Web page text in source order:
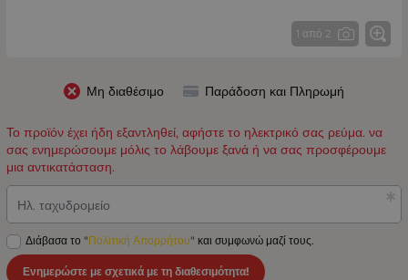
1 από 2
Μη διαθέσιμο Παράδοση και Πληρωμή
Το προϊόν έχει ήδη εξαντληθεί, αφήστε το ηλεκτρικό σας ρεύμα. να
σας ενημερώσουμε μόλις το λάβουμε ξανά ή να σας προσφέρουμε
μια αντικατάσταση.
Ηλ. ταχυδρομείο
Διάβασα το "Πολιτική Απορρήτου" και συμφωνώ μαζί τους.
Ενημερώστε με σχετικά με τη διαθεσιμότητα!